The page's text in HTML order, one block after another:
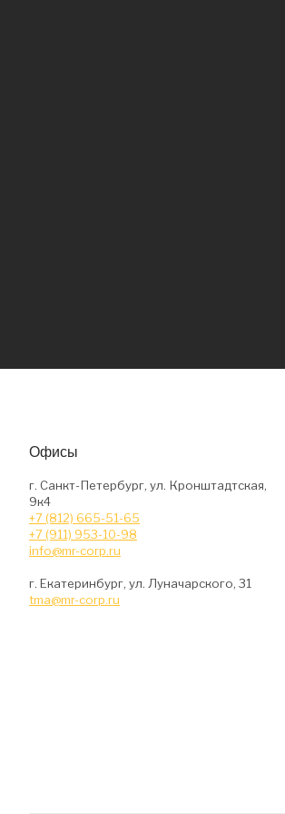
Офисы
г. Санкт-Петербург, ул. Кронштадтская,
9к4
+7 (812) 665-51-65
+7 (911) 953-10-98
info@mr-corp.ru
г. Екатеринбург, ул. Луначарского, 31
tma@mr-corp.ru